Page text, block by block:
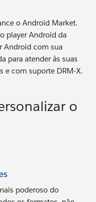
o Android Market.
player Android da
Android com sua
para atender às suas
e com suporte DRM-X.
o
poderoso do